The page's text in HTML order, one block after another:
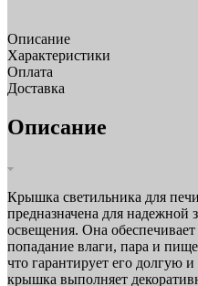
Описание
Характеристики
Оплата
Доставка
Описание
Крышка светильника для печи
предназначена для
освещения. Она
попадание влаги, пара и
что гарантирует его долгую
крышка выполняет